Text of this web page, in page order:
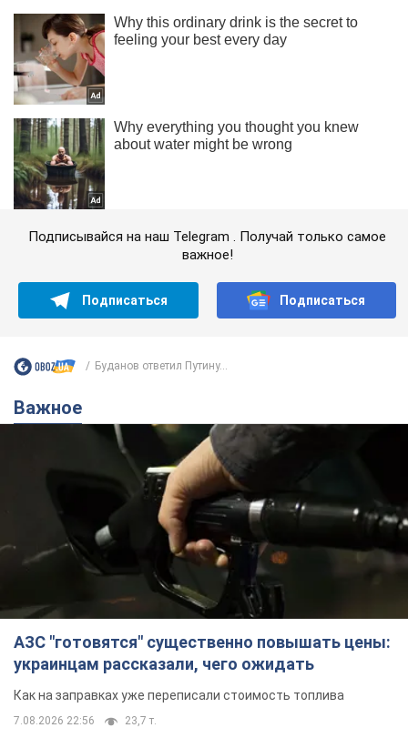
Подписывайся на наш Telegram . Получай только самое
важное!
Подписаться Подписаться
Буданов ответил Путину...
Важное
АЗС "готовятся" существенно повышать цены:
украинцам рассказали, чего ожидать
Как на заправках уже переписали стоимость топлива
7.08.2026 22:56 23,7 т.